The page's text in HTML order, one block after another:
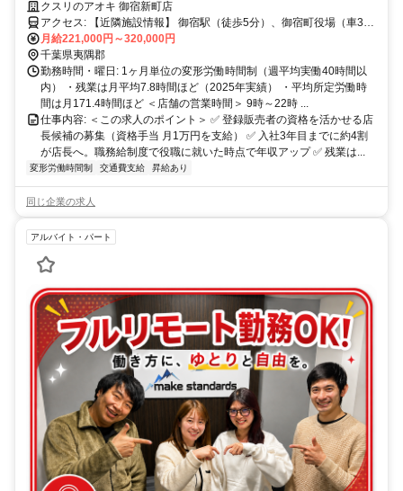
り｜残業月7.8h
クスリのアオキ 御宿新町店
アクセス: 【近隣施設情報】 御宿駅（徒歩5分）、御宿町役場（車3
分）、御宿海岸（車3分） 【近隣学校情報】 国際武道大学（車10
分）
月給221,000円～320,000円
千葉県夷隅郡
勤務時間・曜日: 1ヶ月単位の変形労働時間制（週平均実働40時間以
内） ・残業は月平均7.8時間ほど（2025年実績） ・平均所定労働時
間は月171.4時間ほど ＜店舗の営業時間＞ 9時～22時 ...
仕事内容: ＜この求人のポイント＞ ✅ 登録販売者の資格を活かせる店
長候補の募集（資格手当 月1万円を支給） ✅ 入社3年目までに約4割
が店長へ。職務給制度で役職に就いた時点で年収アップ ✅ 残業は...
変形労働時間制 交通費支給 昇給あり
同じ企業の求人
アルバイト・パート